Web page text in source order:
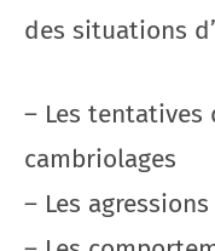
des situations
– Les tentatives
cambriolages
– Les agressions